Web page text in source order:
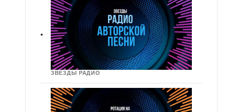
ЗВЕЗДЫ РАДИО